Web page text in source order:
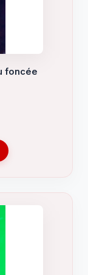
foncée